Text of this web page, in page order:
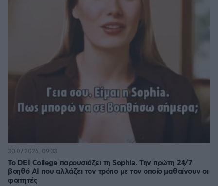
Το DEI College παρουσιάζει τη Sophia. Την πρώτη 24/7
βοηθό AI που αλλάζει τον τρόπο με τον οποίο μαθαίνουν οι
φοιτητές
30.07.2026, 09:33